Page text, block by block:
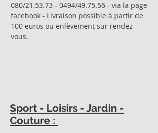
080/21.53.73 - 0494/49.75.56 - via la page
facebook - Livraison possible à partir de
100 euros ou enlèvement sur rendez-
vous.
Sport - Loisirs - Jardin -
Couture :